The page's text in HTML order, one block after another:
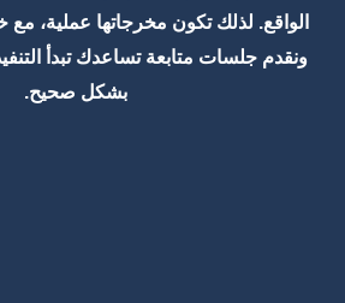
الواقع. لذلك تكون مخرجاتها عملية،
ونقدم جلسات متابعة تساعدك تبدأ
بشكل صحيح.